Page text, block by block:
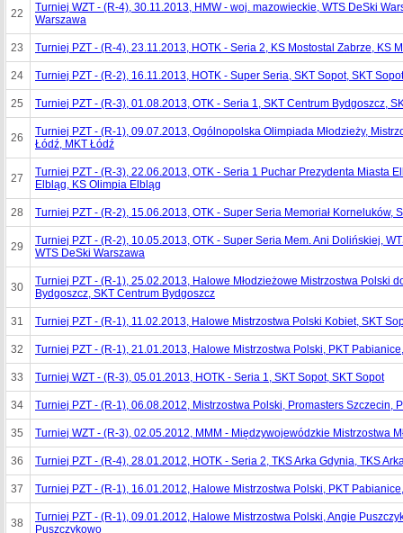
22
Turniej WZT - (R-4), 30.11.2013, HMW - woj. mazowieckie, WTS DeSki
Warszawa
23 Turniej PZT - (R-4), 23.11.2013, HOTK - Seria 2, KS Mostostal Zabrze, KS
24 Turniej PZT - (R-2), 16.11.2013, HOTK - Super Seria, SKT Sopot, SKT Sopot
25 Turniej PZT - (R-3), 01.08.2013, OTK - Seria 1, SKT Centrum Bydgoszcz,
26
Turniej PZT - (R-1), 09.07.2013, Ogólnopolska Olimpiada Młodzieży,
Łódź, MKT Łódź
27
Turniej PZT - (R-3), 22.06.2013, OTK - Seria 1 Puchar Prezydenta Miasta
Elbląg, KS Olimpia Elbląg
28 Turniej PZT - (R-2), 15.06.2013, OTK - Super Seria Memoriał Korneluków,
29
Turniej PZT - (R-2), 10.05.2013, OTK - Super Seria Mem. Ani Dolińskiej,
WTS DeSki Warszawa
30
Turniej PZT - (R-1), 25.02.2013, Halowe Młodzieżowe Mistrzostwa Polski
Bydgoszcz, SKT Centrum Bydgoszcz
31 Turniej PZT - (R-1), 11.02.2013, Halowe Mistrzostwa Polski Kobiet, SKT
32 Turniej PZT - (R-1), 21.01.2013, Halowe Mistrzostwa Polski, PKT
33 Turniej WZT - (R-3), 05.01.2013, HOTK - Seria 1, SKT Sopot, SKT Sopot
34 Turniej PZT - (R-1), 06.08.2012, Mistrzostwa Polski, Promasters Szczecin,
35 Turniej WZT - (R-3), 02.05.2012, MMM - Międzywojewódzkie Mistrzostwa
36 Turniej PZT - (R-4), 28.01.2012, HOTK - Seria 2, TKS Arka Gdynia, TKS
37 Turniej PZT - (R-1), 16.01.2012, Halowe Mistrzostwa Polski, PKT
38
Turniej PZT - (R-1), 09.01.2012, Halowe Mistrzostwa Polski, Angie
Puszczykowo